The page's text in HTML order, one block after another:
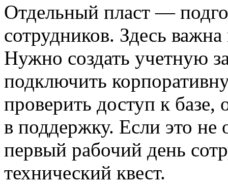
Отдельный пласт —
сотрудников. Здесь
Нужно создать учетную
подключить
проверить доступ к
в поддержку. Если это не
первый рабочий день
технический квест.